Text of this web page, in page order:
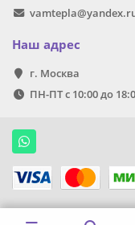
Наш адрес
г. Москва
ПН-ПТ с 10:00 до